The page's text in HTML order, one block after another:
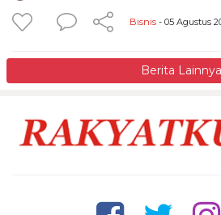
Bisnis - 05 Agustus
Berita Lainnya